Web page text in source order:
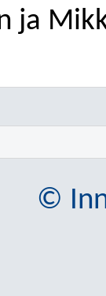
ja
©